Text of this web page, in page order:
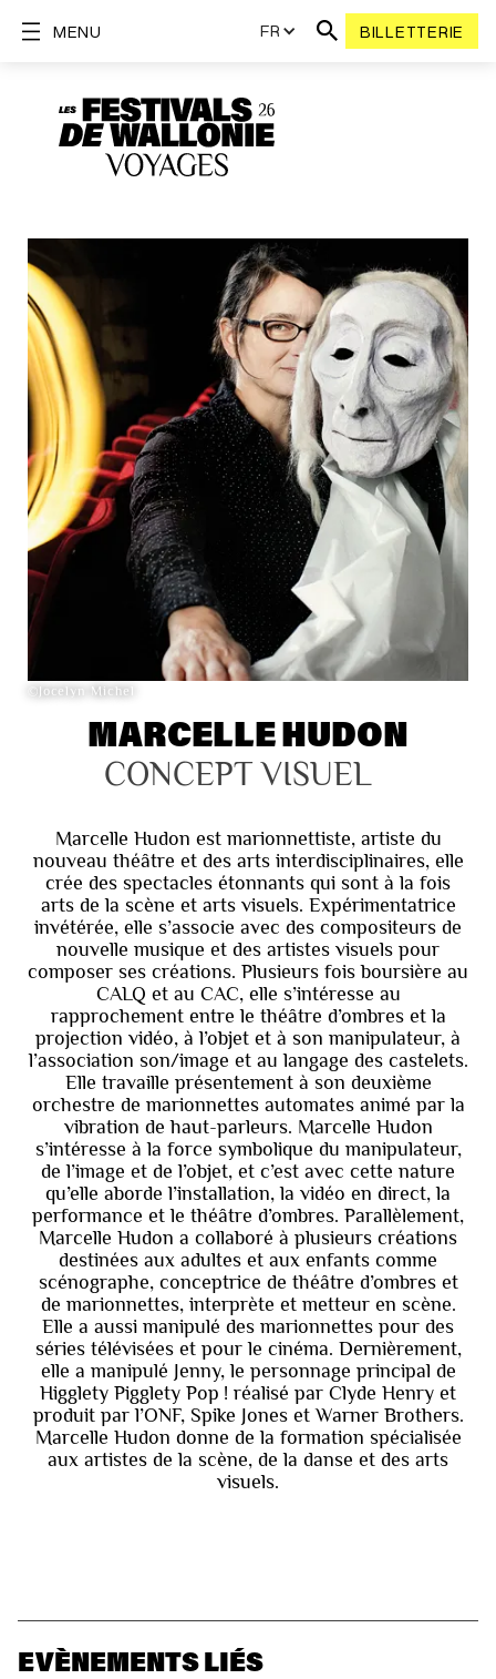
FR BILLETTERIE
MENU
©Jocelyn Michel
MARCELLE HUDON
CONCEPT VISUEL
Marcelle Hudon est marionnettiste, artiste du
nouveau théâtre et des arts interdisciplinaires, elle
crée des spectacles étonnants qui sont à la fois
arts de la scène et arts visuels. Expérimentatrice
invétérée, elle s’associe avec des compositeurs de
nouvelle musique et des artistes visuels pour
composer ses créations. Plusieurs fois boursière au
CALQ et au CAC, elle s’intéresse au
rapprochement entre le théâtre d’ombres et la
projection vidéo, à l’objet et à son manipulateur, à
l’association son/image et au langage des castelets.
Elle travaille présentement à son deuxième
orchestre de marionnettes automates animé par la
vibration de haut-parleurs. Marcelle Hudon
s’intéresse à la force symbolique du manipulateur,
de l’image et de l’objet, et c’est avec cette nature
qu’elle aborde l’installation, la vidéo en direct, la
performance et le théâtre d’ombres. Parallèlement,
Marcelle Hudon a collaboré à plusieurs créations
destinées aux adultes et aux enfants comme
scénographe, conceptrice de théâtre d’ombres et
de marionnettes, interprète et metteur en scène.
Elle a aussi manipulé des marionnettes pour des
séries télévisées et pour le cinéma. Dernièrement,
elle a manipulé Jenny, le personnage principal de
Higglety Pigglety Pop ! réalisé par Clyde Henry et
produit par l’ONF, Spike Jones et Warner Brothers.
Marcelle Hudon donne de la formation spécialisée
aux artistes de la scène, de la danse et des arts
visuels.
EVÈNEMENTS LIÉS